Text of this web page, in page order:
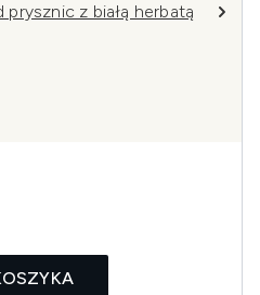
prysznic z białą herbatą